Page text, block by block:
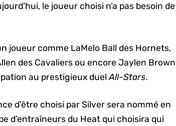
le joueur choisi n’a pas besoin de
joueur comme LaMelo Ball des Hornets,
des Cavaliers ou encore Jaylen Brown
au prestigieux duelAll-Stars.
d’être choisi par Silver sera nommé en
d’entraîneurs du Heat qui choisira qui